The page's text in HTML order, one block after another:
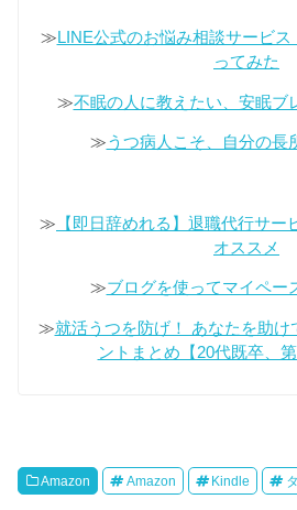
≫ LINE公式のお悩み相談サービ
ってみた
≫不眠の人に教えたい、安眠ブ
≫うつ病人こそ、自分の長
≫ 【即日辞めれる】退職代行サ
オススメ
≫ブログを使ってマイペー
≫就活うつを防げ！ あなたを助け
ントまとめ【20代既卒、第
Amazon Amazon Kindle